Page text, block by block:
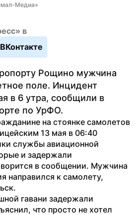
Медиа»
в
ВКонтакте
Рощино мужчина
поле. Инцидент
в 6 утра, сообщили в
по УрФО.
на стоянке самолетов
13 мая в 06:40
службы авиационной
и задержали
в сообщении. Мужчина
направился к самолету,
гавани задержали
что просто не хотел